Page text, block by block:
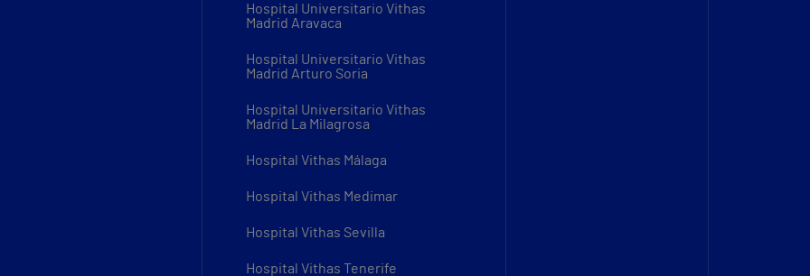
Hospital Universitario Vithas
Madrid Aravaca
Hospital Universitario Vithas
Madrid Arturo Soria
Hospital Universitario Vithas
Madrid La Milagrosa
Hospital Vithas Málaga
Hospital Vithas Medimar
Hospital Vithas Sevilla
Hospital Vithas Tenerife